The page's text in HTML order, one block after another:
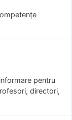
pentru
directori,